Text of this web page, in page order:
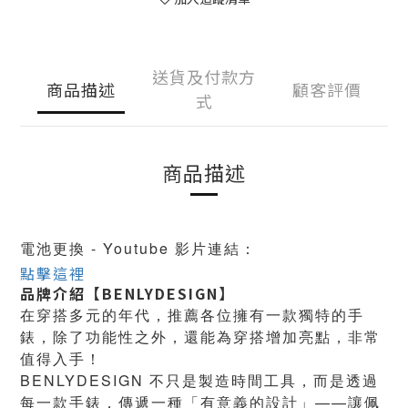
商品描述
送貨及付款方
式
顧客評價
商品描述
電池更換 - Youtube 影片連結：
點擊這裡
品牌介紹【BENLYDESIGN】
在穿搭多元的年代，推薦各位擁有一款獨特的手
錶，除了功能性之外，還能為穿搭增加亮點，非常
值得入手！
BENLYDESIGN 不只是製造時間工具，而是透過
每一款手錶，傳遞一種「有意義的設計」——讓佩